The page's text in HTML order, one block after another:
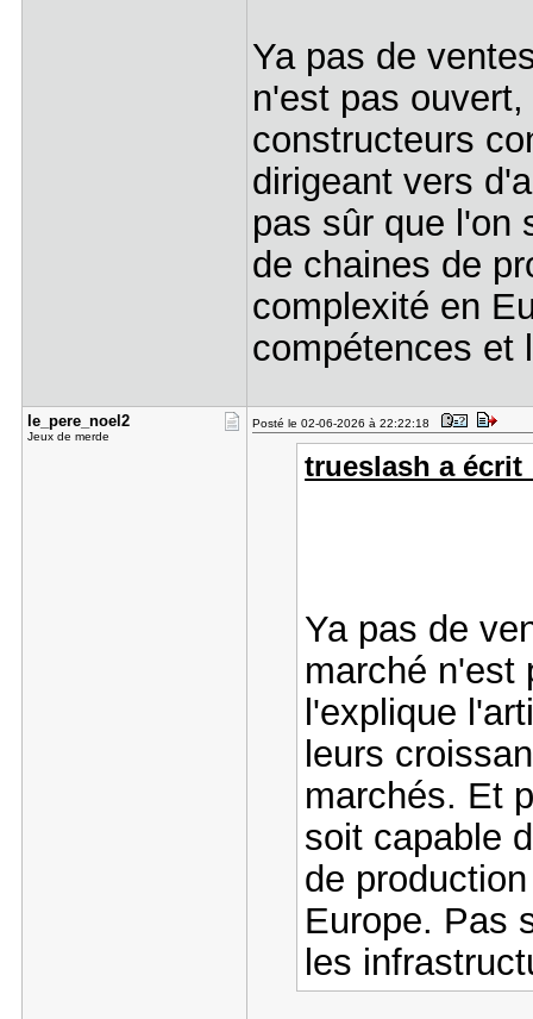
Ya pas de
n'est pas
constructeurs
dirigeant vers
pas sûr que l'on
de chaines de
complexité en
compétences et
le_pere_no​el2
Jeux de merde
Posté le 02-06-2026 à 22:22:18
trueslash a écrit
Ya pas de
marché n'est
l'explique
leurs
marchés. Et
soit capable
de
Europe. Pas
les